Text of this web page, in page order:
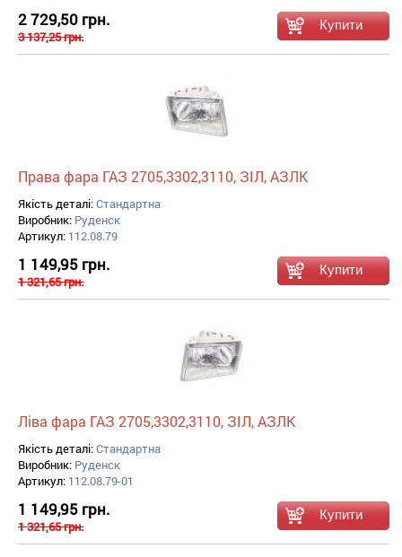
2 729,50 грн.
3 137,25 грн.
Права фара ГАЗ 2705,3302,3110, ЗІЛ, АЗЛК
Якість деталі:Стандартна
Виробник: Руденск
Артикул: 112.08.79
1 149,95 грн.
1 321,65 грн.
Ліва фара ГАЗ 2705,3302,3110, ЗІЛ, АЗЛК
Якість деталі:Стандартна
Виробник: Руденск
Артикул: 112.08.79-01
1 149,95 грн.
1 321,65 грн.